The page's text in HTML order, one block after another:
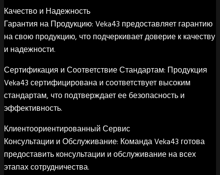
Качество и Надежность
Гарантия на Продукцию: Veka43 предоставляет гарантию
на свою продукцию, что подчеркивает доверие к качеству
и надежности.
Сертификация и Соответствие Стандартам: Продукция
Veka43 сертифицирована и соответствует высоким
стандартам, что подтверждает ее безопасность и
эффективность.
Клиентоориентированный Сервис
Консультации и Обслуживание: Команда Veka43 готова
предоставить консультации и обслуживание на всех
этапах сотрудничества.